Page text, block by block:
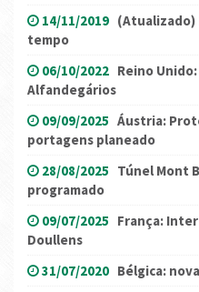
14/11/2019 (Atualizado)
tempo
06/10/2022 Reino
Alfandegários
09/09/2025 Áustria:
portagens planeado
28/08/2025 Túnel Mont
programado
09/07/2025 França:
Doullens
31/07/2020 Bélgica: